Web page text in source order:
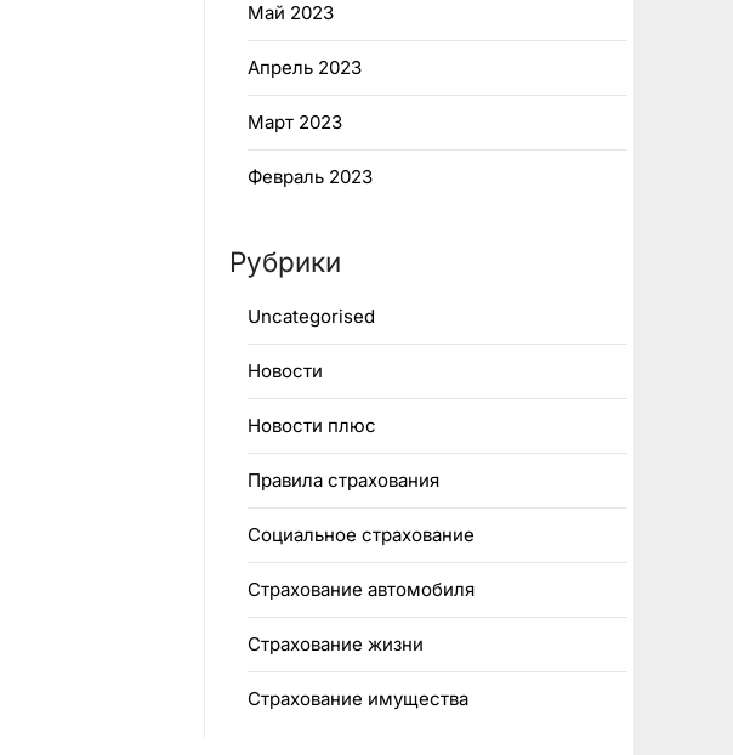
Май 2023
Апрель 2023
Март 2023
Февраль 2023
Рубрики
Uncategorised
Новости
Новости плюс
Правила страхования
Социальное страхование
Страхование автомобиля
Страхование жизни
Страхование имущества